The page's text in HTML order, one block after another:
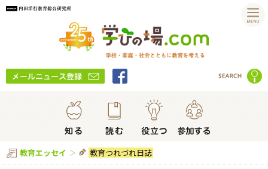
教育エッセイ 教育つれづれ日誌